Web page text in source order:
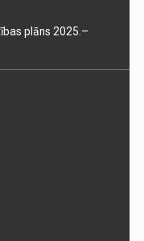
plāns 2025.–